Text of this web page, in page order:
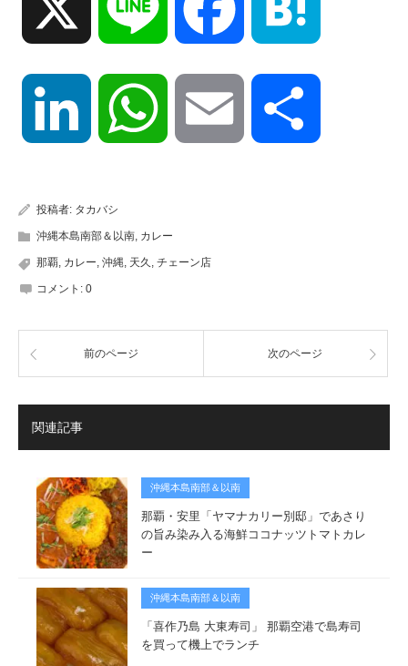
Line Facebook
LinkedIn WhatsApp Email
投稿者: タカバシ
沖縄本島南部＆以南, カレー
那覇, カレー, 沖縄, 天久 , チェーン店
コメント: 0
前のページ 次のページ
関連記事
沖縄本島南部＆以南
那覇・安里「ヤマナカリー別邸」であさり
の旨み染み入る海鮮ココナッツトマトカレ
ー
沖縄本島南部＆以南
「喜作乃島 大東寿司」 那覇空港で島寿司
を買って機上でランチ